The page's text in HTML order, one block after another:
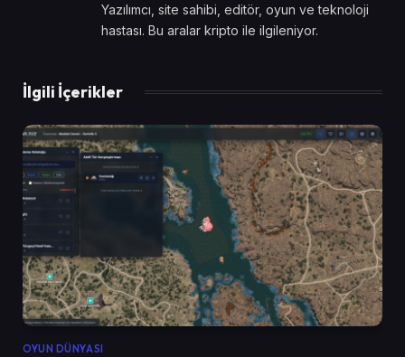
Yazılımcı, site sahibi, editör, oyun ve teknoloji
hastası. Bu aralar kripto ile ilgileniyor.
İlgili İçerikler
OYUN DÜNYASI